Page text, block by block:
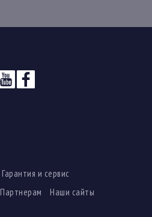
Гарантия и сервис
Партнерам
Наши сайты